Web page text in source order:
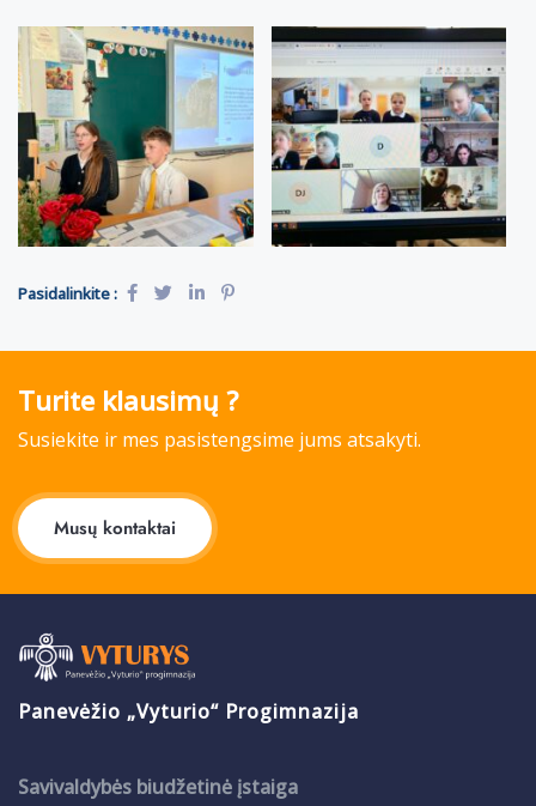
Pasidalinkite :
Turite klausimų ?
Susiekite ir mes pasistengsime jums atsakyti.
Musų kontaktai
Panevėžio „Vyturio“ Progimnazija
Savivaldybės biudžetinė įstaiga